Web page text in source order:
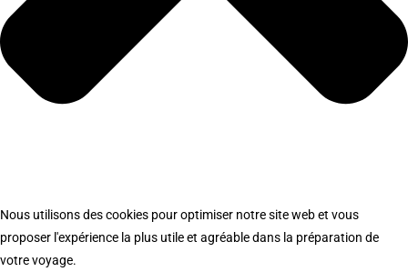
Nous utilisons des cookies pour optimiser notre site web et vous
proposer l'expérience la plus utile et agréable dans la préparation de
votre voyage.